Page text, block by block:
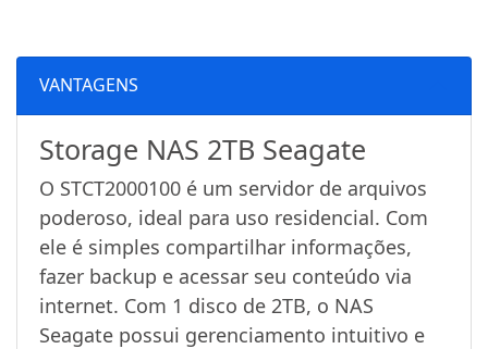
VANTAGENS
Storage NAS 2TB Seagate
O STCT2000100 é um servidor de arquivos
poderoso, ideal para uso residencial. Com
ele é simples compartilhar informações,
fazer backup e acessar seu conteúdo via
internet. Com 1 disco de 2TB, o NAS
Seagate possui gerenciamento intuitivo e